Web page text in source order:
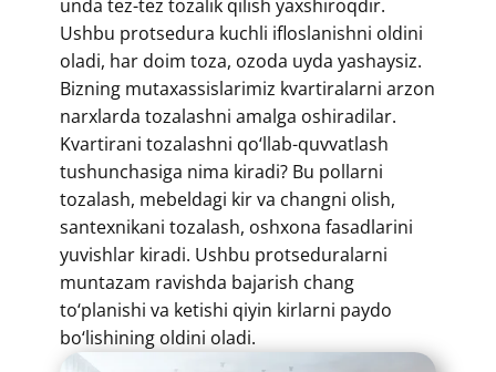
unda tez-tez tozalik qilish yaxshiroqdir.
Ushbu protsedura kuchli ifloslanishni oldini
oladi, har doim toza, ozoda uyda yashaysiz.
Bizning mutaxassislarimiz kvartiralarni arzon
narxlarda tozalashni amalga oshiradilar.
Kvartirani tozalashni qo‘llab-quvvatlash
tushunchasiga nima kiradi? Bu pollarni
tozalash, mebeldagi kir va changni olish,
santexnikani tozalash, oshxona fasadlarini
yuvishlar kiradi. Ushbu protseduralarni
muntazam ravishda bajarish chang
to‘planishi va ketishi qiyin kirlarni paydo
bo‘lishining oldini oladi.